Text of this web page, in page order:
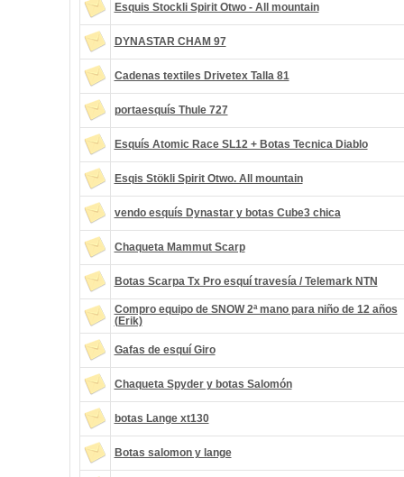
Esquis Stockli Spirit Otwo - All mountain
DYNASTAR CHAM 97
Cadenas textiles Drivetex Talla 81
portaesquís Thule 727
Esquís Atomic Race SL12 + Botas Tecnica Diablo
Esqis Stökli Spirit Otwo. All mountain
vendo esquís Dynastar y botas Cube3 chica
Chaqueta Mammut Scarp
Botas Scarpa Tx Pro esquí travesía / Telemark NTN
Compro equipo de SNOW 2ª mano para niño de 12 años
(Erik)
Gafas de esquí Giro
Chaqueta Spyder y botas Salomón
botas Lange xt130
Botas salomon y lange